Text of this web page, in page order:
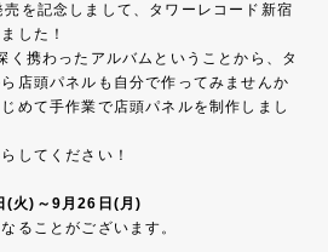
を記念しまして、タワーレコード新宿
した！
く携わったアルバムということから、タ
店頭パネルも自分で作ってみませんか
めて手作業で店頭パネルを制作しまし
してください！
火)～9月26日(月)
ることがございます。